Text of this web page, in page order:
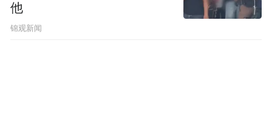
他
锦观新闻